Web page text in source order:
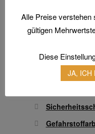
Transferdruck & Stick
Technische Artikel
Schmierstoffe
Alle Preise verstehen
gültigen
Diese
JA, ICH